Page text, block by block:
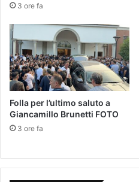
3 ore fa
Folla per l’ultimo saluto a
Giancamillo Brunetti FOTO
3 ore fa